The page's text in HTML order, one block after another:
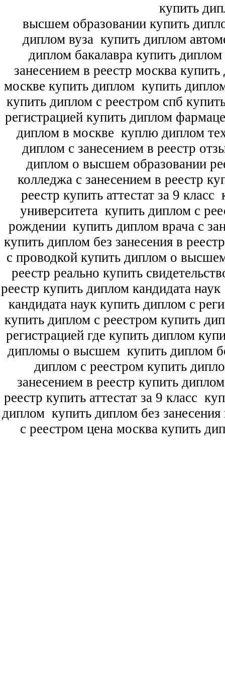
купить
высшем образовании купить
диплом вуза купить диплом
диплом бакалавра купить
занесением в реестр москва
москве купить диплом купить
купить диплом с реестром спб
регистрацией купить диплом
диплом в москве куплю диплом
диплом с занесением в реестр
диплом о высшем образовании
колледжа с занесением в реестр
реестр купить аттестат за 9 класс
университета купить диплом с
рождении купить диплом врача с
купить диплом без занесения в
с проводкой купить диплом о
реестр реально купить
реестр купить диплом кандидата наук
кандидата наук купить диплом с
купить диплом с реестром купить
регистрацией где купить диплом
дипломы о высшем купить диплом
диплом с реестром купить
занесением в реестр купить
реестр купить аттестат за 9 класс
диплом купить диплом без
с реестром цена москва купить